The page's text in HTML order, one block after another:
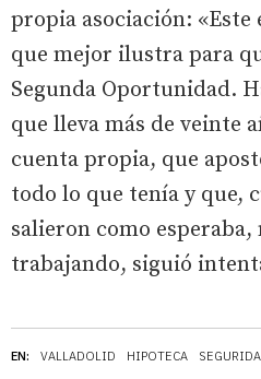
EN: VALLADOLID HIPOTECA
propia asociación: «Este
que mejor ilustra para
Segunda Oportunidad.
que lleva más de veinte
cuenta propia, que
todo lo que tenía y que,
salieron como
trabajando, siguió